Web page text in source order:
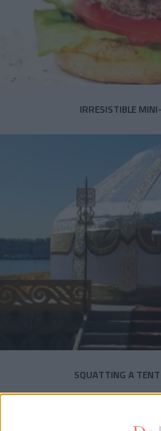
IRRESISTIBLE
SQUATTING A TENT